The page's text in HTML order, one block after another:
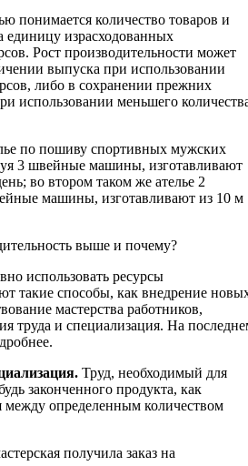
понимается количество товаров и
единицу израсходованных
Рост производительности может
выпуска при использовании
либо в сохранении прежних
использовании меньшего
по пошиву спортивных мужских
3 швейные машины, изготавливают
во втором таком же ателье 2
машины, изготавливают из 10 м
выше и почему?
использовать ресурсы
такие способы, как внедрение
мастерства работников,
труда и специализация. На
Труд, необходимый для
законченного продукта, как
между определенным количеством
получила заказ на